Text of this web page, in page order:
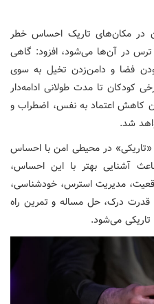
در مکان‌های تاریک احساس خطر
ترس در آن‌ها می‌شود، افزود: گاهی
فضا و دامن‌زدن تخیل به سوی
کودکان تا مدت طولانی ادامه‌دار
کاهش اعتماد به نفس، اضطراب و
شد.
«تاریکی» در محیطی امن با احساس
آشنایی بهتر با این احساس،
مدیریت استرس، خودشناسی،
قدرت درک، حل مساله و تمرین راه
می‌شود.